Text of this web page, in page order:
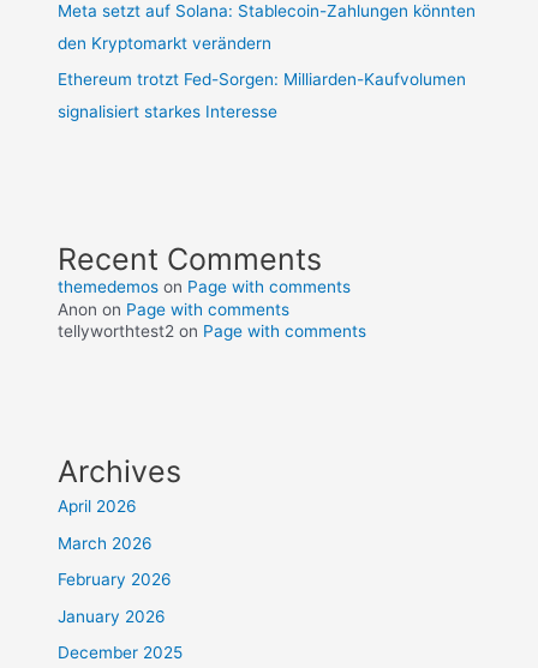
Meta setzt auf Solana: Stablecoin-Zahlungen könnten
den Kryptomarkt verändern
Ethereum trotzt Fed-Sorgen: Milliarden-Kaufvolumen
signalisiert starkes Interesse
Recent Comments
themedemos on Page with comments
Anon on Page with comments
tellyworthtest2 on Page with comments
Archives
April 2026
March 2026
February 2026
January 2026
December 2025